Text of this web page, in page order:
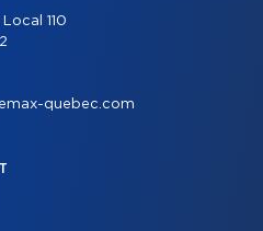
110
quebec.com